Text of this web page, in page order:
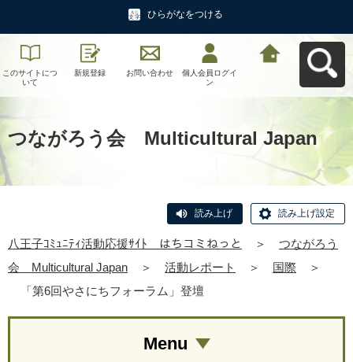
ひらがなをつける
このサイトにつ
いて
新規登録 お問い合わせ
個人会員ログイ
ン
つながろう会 Multicultural Japan
読み上げ 読み上げ設定
八王子ｺﾐｭﾆﾃｨ活動応援ｻｲﾄ はちコミねっと ＞
つながろう
会 Multicultural Japan
＞ 活動レポート ＞ 国際
＞
「第6回やさにちフォーラム」登壇
Menu